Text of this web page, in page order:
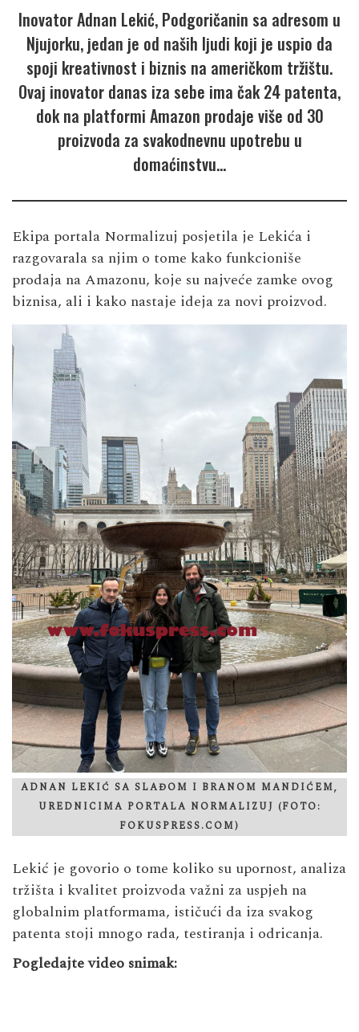
Inovator Adnan Lekić, Podgoričanin sa adresom u
Njujorku, jedan je od naših ljudi koji je uspio da
spoji kreativnost i biznis na američkom tržištu.
Ovaj inovator danas iza sebe ima čak 24 patenta,
dok na platformi Amazon prodaje više od 30
proizvoda za svakodnevnu upotrebu u
domaćinstvu…
Ekipa portala Normalizuj posjetila je Lekića i
razgovarala sa njim o tome kako funkcioniše
prodaja na Amazonu, koje su najveće zamke ovog
biznisa, ali i kako nastaje ideja za novi proizvod.
ADNAN LEKIĆ SA SLAĐOM I BRANOM MANDIĆEM,
UREDNICIMA PORTALA NORMALIZUJ (FOTO:
FOKUSPRESS.COM)
Lekić je govorio o tome koliko su upornost, analiza
tržišta i kvalitet proizvoda važni za uspjeh na
globalnim platformama, ističući da iza svakog
patenta stoji mnogo rada, testiranja i odricanja.
Pogledajte video snimak: